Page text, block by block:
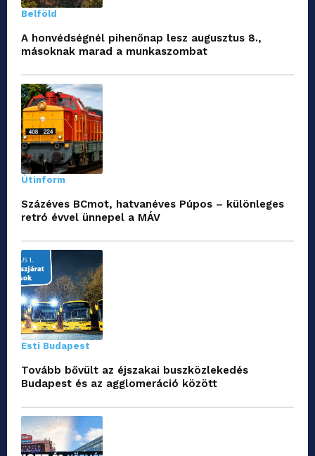
Belföld
A honvédségnél pihenőnap lesz augusztus 8.,
másoknak marad a munkaszombat
Útinform
Százéves BCmot, hatvanéves Púpos – különleges
retró évvel ünnepel a MÁV
Esti Budapest
Tovább bővült az éjszakai buszközlekedés
Budapest és az agglomeráció között